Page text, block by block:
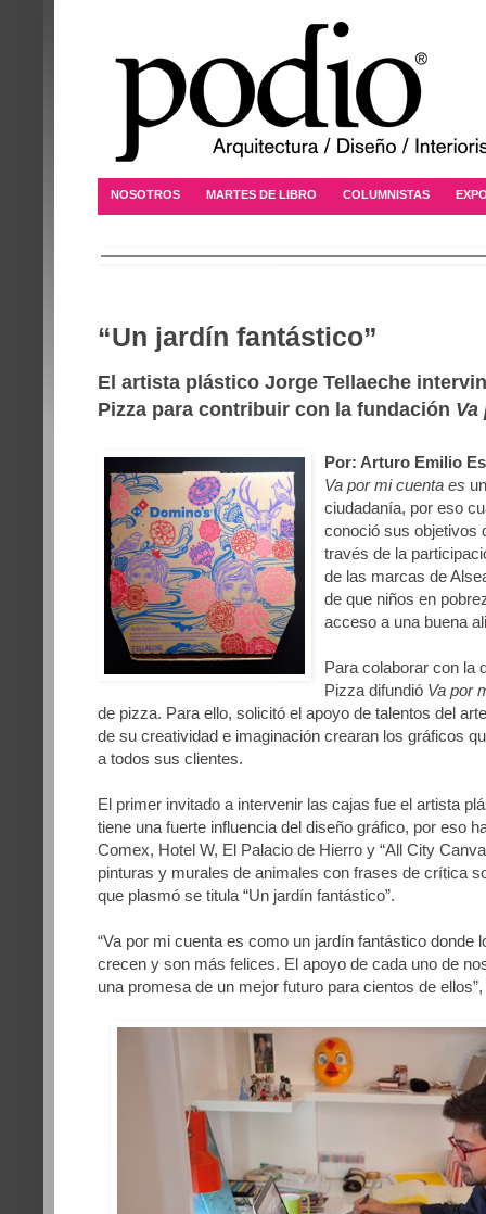
NOSOTROS MARTES DE LIBRO COLUMNISTAS
“Un jardín fantástico”
El artista plástico Jorge Tellaeche
Pizza para contribuir con la fundación Va
Por: Arturo Emilio
Va por mi cuenta es
ciudadanía, por eso
conoció sus objetivos
través de la
de las marcas de
de que niños en
acceso a una buena
Para colaborar con la
Pizza difundió Va por
de pizza. Para ello, solicitó el apoyo de talentos del
de su creatividad e imaginación crearan los gráficos
a todos sus clientes.
El primer invitado a intervenir las cajas fue el artista
tiene una fuerte influencia del diseño gráfico, por eso
Comex, Hotel W, El Palacio de Hierro y “All City
pinturas y murales de animales con frases de crítica
que plasmó se titula “Un jardín fantástico”.
“Va por mi cuenta es como un jardín fantástico donde
crecen y son más felices. El apoyo de cada uno de
una promesa de un mejor futuro para cientos de ellos